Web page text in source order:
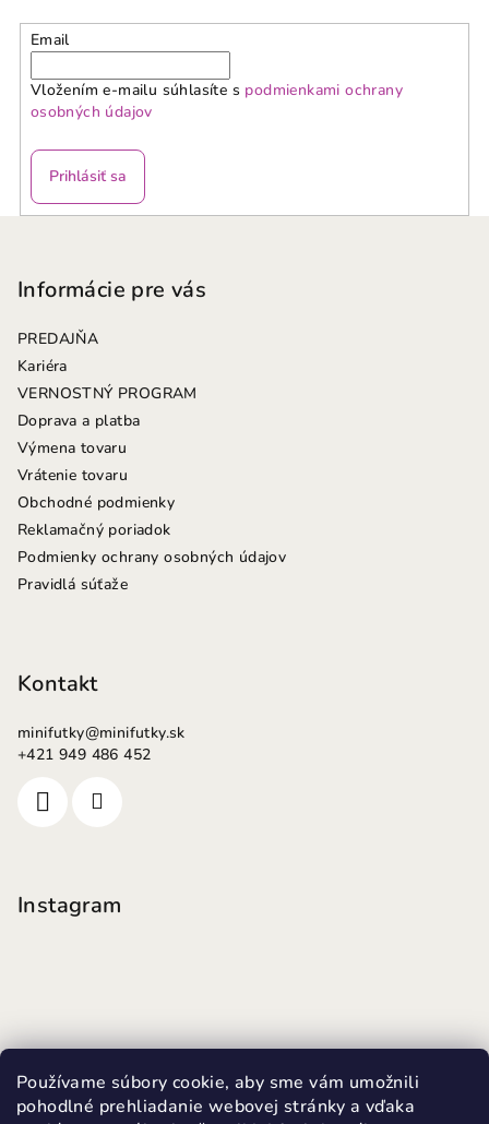
Používame súbory cookie, aby sme vám umožnili
pohodlné prehliadanie webovej stránky a vďaka
Email
Vložením e-mailu súhlasíte s podmienkami ochrany
osobných údajov
Prihlásiť sa
Informácie pre vás
PREDAJŇA
Kariéra
VERNOSTNÝ PROGRAM
Doprava a platba
Výmena tovaru
Vrátenie tovaru
Obchodné podmienky
Reklamačný poriadok
Podmienky ochrany osobných údajov
Pravidlá súťaže
Kontakt
minifutky@minifutky.sk
+421 949 486 452
Instagram